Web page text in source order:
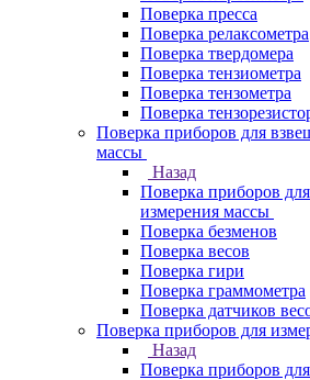
Поверка пресса
Поверка релаксометра
Поверка твердомера
Поверка тензиометра
Поверка тензометра
Поверка
Поверка приборов для
массы
Назад
Поверка приборов
измерения массы
Поверка безменов
Поверка весов
Поверка гири
Поверка граммометра
Поверка датчиков
Поверка приборов для
Назад
Поверка приборов